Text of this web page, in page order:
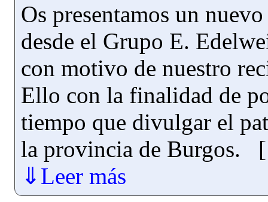
Os presentamos un
desde el Grupo E.
con motivo de nuestro
Ello con la finalidad de
tiempo que divulgar el
la provincia de
⇓Leer más